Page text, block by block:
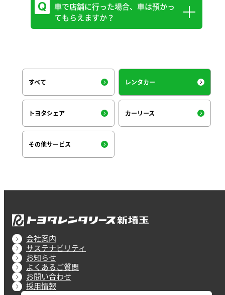
送迎サービスは大宮西口駅前店のみ行って
おります。ご利用には事前予約が必要で
車で店舗に行った場合、車は預かっ
てもらえますか？
ど都合によりご希望に添えない場合もあり
ます。事前に店舗へお問い合わせくださ
い。お預かりの場合は同意書にサインをい
ただきます。
すべて レンタカー
トヨタシェア カーリース
その他サービス
会社案内
サステナビリティ
お知らせ
よくあるご質問
お問い合わせ
採用情報